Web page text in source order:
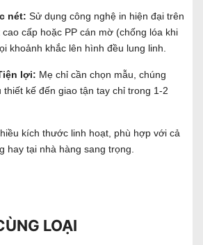
nét: Sử dụng công nghệ in hiện đại trên
cấp hoặc PP cán mờ (chống lóa khi
khoảnh khắc lên hình đều lung linh.
lợi: Mẹ chỉ cần chọn mẫu, chúng
thiết kế đến giao tận tay chỉ trong 1-2
kích thước linh hoạt, phù hợp với cả
hay tại nhà hàng sang trọng.
LOẠI